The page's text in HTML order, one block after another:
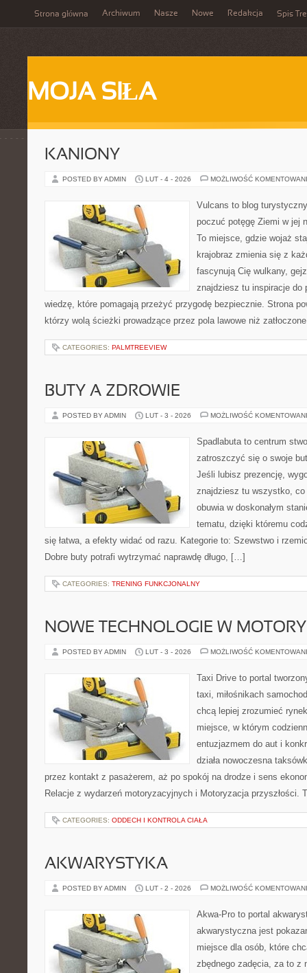
Strona główna Archiwum Nasze Nowe Redakcja Spis
MOJA SIŁA
KANIONY
POSTED BY ADMIN LUT - 4 - 2026 MOŻLIWOŚĆ
Vulcans to blog
poczuć potęgę Ziemi w jej
To miejsce, gdzie wojaż
krajobraz zmienia się z
fascynują Cię wulkany,
znajdziesz tu inspiracje do
wiedzę, które pomagają przeżyć przygodę bezpiecznie. Strona
którzy wolą ścieżki prowadzące przez pola lawowe niż
CATEGORIES: PALMTREEVIEW
BUTY A ZDROWIE
POSTED BY ADMIN LUT - 3 - 2026 MOŻLIWOŚĆ
Spadlabuta to centrum
zatroszczyć się o swoje
Jeśli lubisz prezencję,
znajdziesz tu wszystko, co
obuwia w doskonałym
tematu, dzięki któremu
się łatwa, a efekty widać od razu. Kategorie to: Szewstwo i
Dobre buty potrafi wytrzymać naprawdę długo, […]
CATEGORIES: TRENING FUNKCJONALNY
NOWE TECHNOLOGIE W
POSTED BY ADMIN LUT - 3 - 2026 MOŻLIWOŚĆ
Taxi Drive to portal
taxi, miłośnikach
chcą lepiej zrozumieć
miejsce, w którym
entuzjazmem do aut i
działa nowoczesna
przez kontakt z pasażerem, aż po spokój na drodze i sens
Relacje z wydarzeń motoryzacyjnych i Motoryzacja przyszłości.
CATEGORIES: ODDECH I KONTROLA CIAŁA
AKWARYSTYKA
POSTED BY ADMIN LUT - 2 - 2026 MOŻLIWOŚĆ
Akwa-Pro to portal
akwarystyczna jest
miejsce dla osób, które
zbędnego zadęcia, za to z